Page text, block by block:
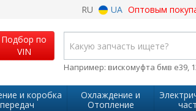
RU UA Оптовым
Подбор по
VIN
Например: вискомуфта бмв е39,
и коробка
передач
Охлаждение и
Отопление